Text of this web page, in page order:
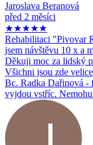
Jaroslava Beranová
před 2 měsíci
★★★★★
Rehabilitaci "Pivovar
jsem návštěvu 10 x a
Děkuji moc za lidský
Všichni jsou zde
Bc. Radka Dařinová -
vyjdou vstříc.